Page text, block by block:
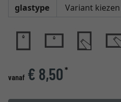
glastype
vanaf € 8,50*